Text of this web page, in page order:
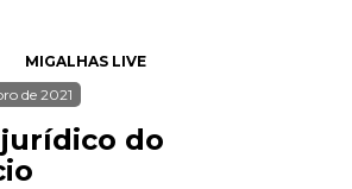
MIGALHAS LIVE
de 2021
do